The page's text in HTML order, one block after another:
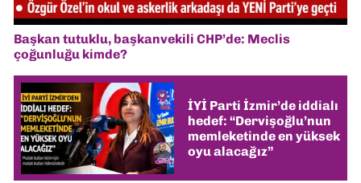
Başkan tutuklu, başkanvekili CHP’de: Meclis
çoğunluğu kimde?
İYİ Parti İzmir’de iddialı
hedef: “Dervişoğlu’nun
memleketinde en yüksek
oyu alacağız”